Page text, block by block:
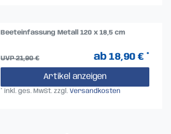
Beeteinfassung Metall 120 x 18,5 cm
UVP 21,90 € ab 18,90 € *
Artikel anzeigen
* inkl. ges. MwSt. zzgl.Versandkosten